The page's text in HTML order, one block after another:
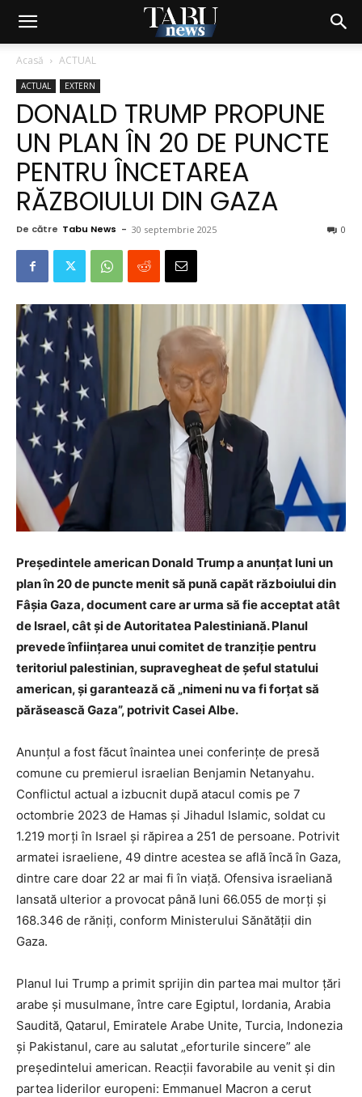
Acasă ACTUAL
ACTUAL EXTERN
DONALD TRUMP PROPUNE
UN PLAN ÎN 20 DE PUNCTE
PENTRU ÎNCETAREA
RĂZBOIULUI DIN GAZA
De către Tabu News - 30 septembrie 2025 0
Președintele american Donald Trump a anunțat luni un
plan în 20 de puncte menit să pună capăt războiului din
Fâșia Gaza, document care ar urma să fie acceptat atât
de Israel, cât și de Autoritatea Palestiniană. Planul
prevede înființarea unui comitet de tranziție pentru
teritoriul palestinian, supravegheat de șeful statului
american, și garantează că „nimeni nu va fi forțat să
părăsească Gaza”, potrivit Casei Albe.
Anunțul a fost făcut înaintea unei conferințe de presă
comune cu premierul israelian Benjamin Netanyahu.
Conflictul actual a izbucnit după atacul comis pe 7
octombrie 2023 de Hamas și Jihadul Islamic, soldat cu
1.219 morți în Israel și răpirea a 251 de persoane. Potrivit
armatei israeliene, 49 dintre acestea se află încă în Gaza,
dintre care doar 22 ar mai fi în viață. Ofensiva israeliană
lansată ulterior a provocat până luni 66.055 de morți și
168.346 de răniți, conform Ministerului Sănătății din
Gaza.
Planul lui Trump a primit sprijin din partea mai multor țări
arabe și musulmane, între care Egiptul, Iordania, Arabia
Saudită, Qatarul, Emiratele Arabe Unite, Turcia, Indonezia
și Pakistanul, care au salutat „eforturile sincere” ale
președintelui american. Reacții favorabile au venit și din
partea liderilor europeni: Emmanuel Macron a cerut